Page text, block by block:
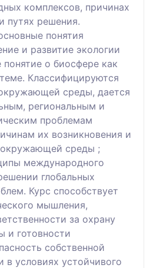
комплексов, причинах
путях решения.
понятия
и развитие экологии
понятие о биосфере как
Классифицируются
среды, дается
региональным и
проблемам
их возникновения и
окружающей среды ;
международного
глобальных
Курс способствует
мышления,
за охрану
и готовности
собственной
в условиях устойчивого